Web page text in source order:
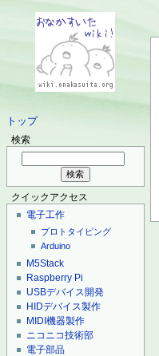
トップ
検索
クイックアクセス
電子工作
プロトタイピング
Arduino
M5Stack
Raspberry Pi
USBデバイス開発
HIDデバイス製作
MIDI機器製作
ニコニコ技術部
電子部品